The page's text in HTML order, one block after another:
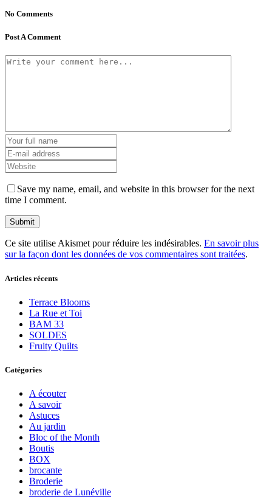
No Comments
Post A Comment
Save my name, email, and website in this browser for the next
time I comment.
Ce site utilise Akismet pour réduire les indésirables. En savoir plus
sur la façon dont les données de vos commentaires sont traitées.
Articles récents
Terrace Blooms
La Rue et Toi
BAM 33
SOLDES
Fruity Quilts
Catégories
A écouter
A savoir
Astuces
Au jardin
Bloc of the Month
Boutis
BOX
brocante
Broderie
broderie de Lunéville